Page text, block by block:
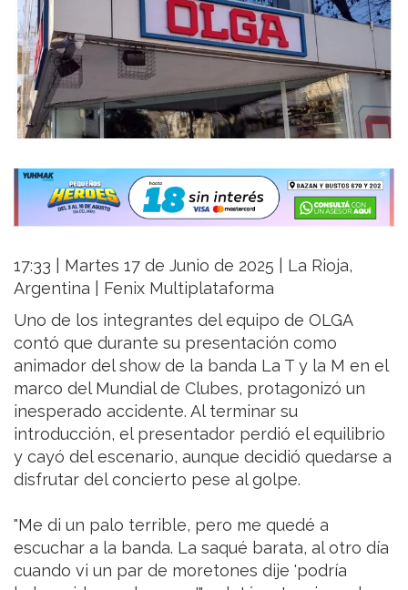
17:33 | Martes 17 de Junio de 2025 | La Rioja,
Argentina | Fenix Multiplataforma
Uno de los integrantes del equipo de OLGA
contó que durante su presentación como
animador del show de la banda La T y la M en el
marco del Mundial de Clubes, protagonizó un
inesperado accidente. Al terminar su
introducción, el presentador perdió el equilibrio
y cayó del escenario, aunque decidió quedarse a
disfrutar del concierto pese al golpe.
"Me di un palo terrible, pero me quedé a
escuchar a la banda. La saqué barata, al otro día
cuando vi un par de moretones dije 'podría